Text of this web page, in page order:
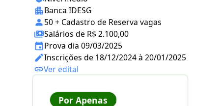
Banca IDESG
50 + Cadastro de Reserva vagas
Salários de R$ 2.100,00
Prova dia 09/03/2025
Inscrições de 18/12/2024 à 20/01/2025
Ver edital
Por Apenas